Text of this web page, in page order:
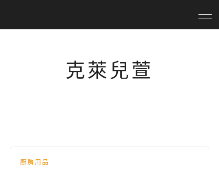
克萊兒萱
廚房用品